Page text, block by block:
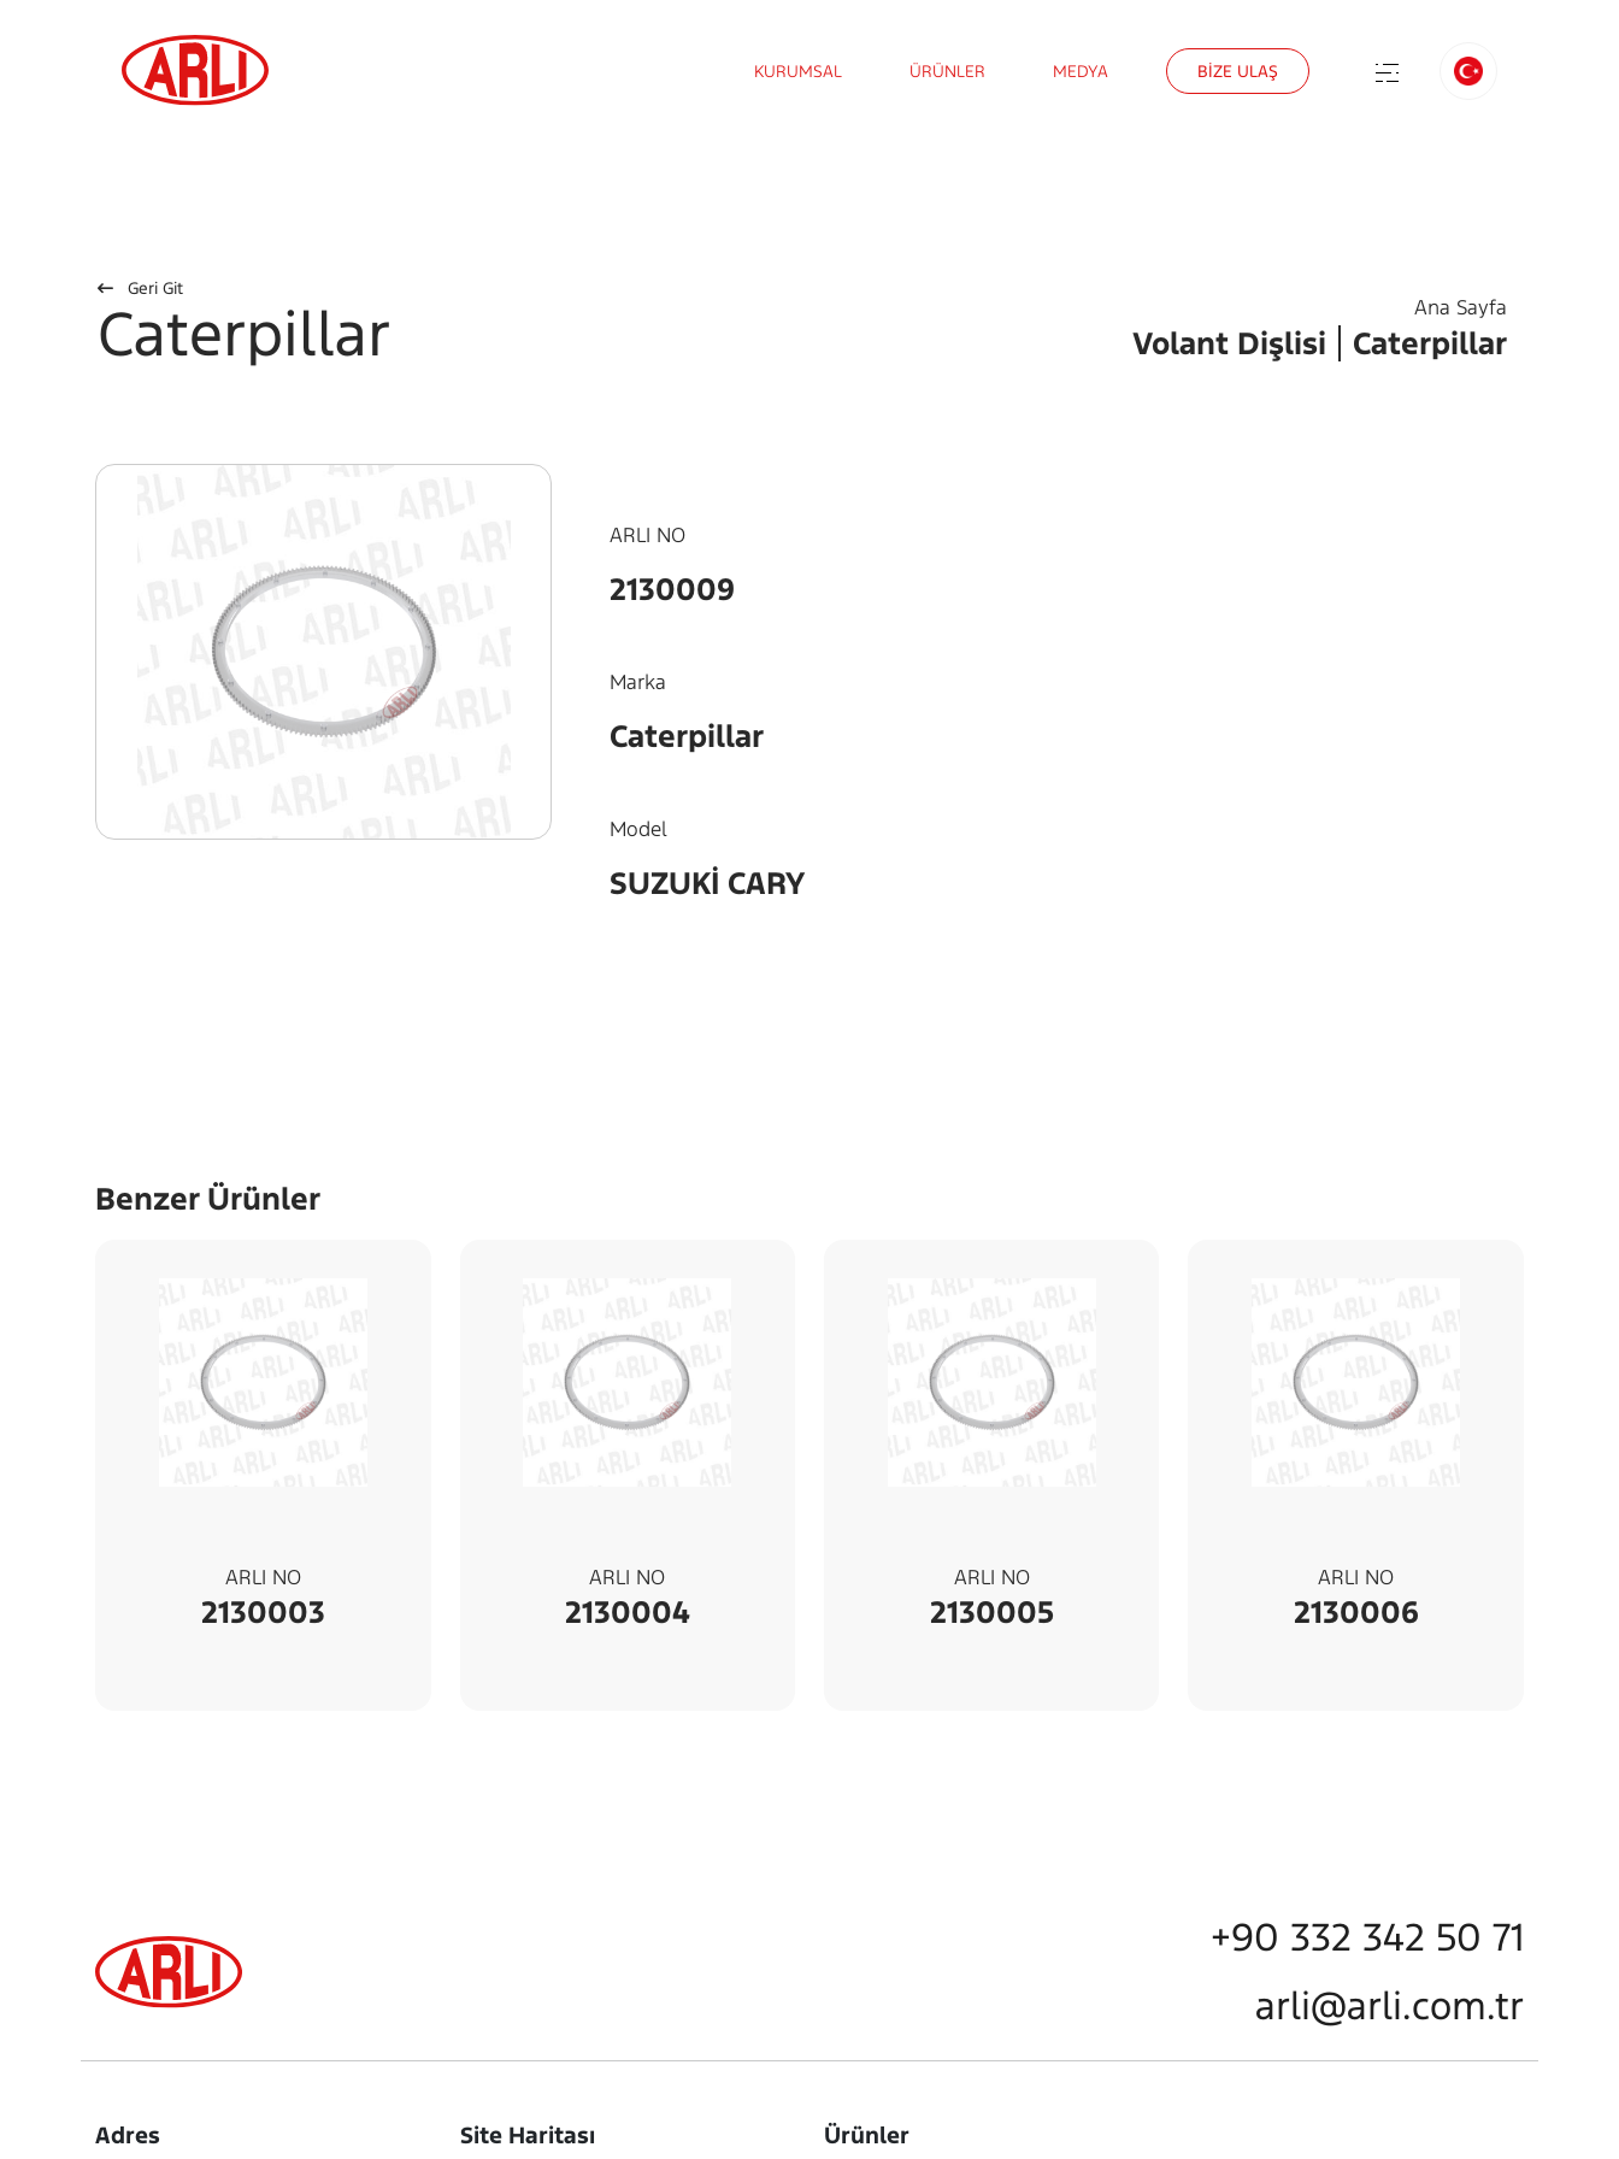
KURUMSAL ÜRÜNLER MEDYA BİZE ULAŞ
Geri Git
Caterpillar Ana Sayfa
Volant Dişlisi Caterpillar
ARLI NO
2130009
Marka
Caterpillar
Model
SUZUKİ CARY
Benzer Ürünler
ARLI NO
2130003
ARLI NO
2130004
ARLI NO
2130005
ARLI NO
2130006
+90 332 342 50 71
arli@arli.com.tr
Adres Site Haritası Ürünler